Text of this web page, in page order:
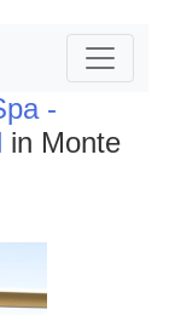
-
in Monte